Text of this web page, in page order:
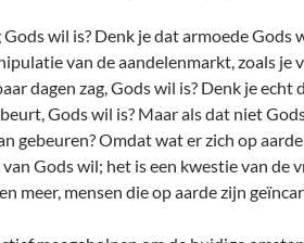
wil is? Denk je dat armoede Gods
van de aandelenmarkt, zoals je
dagen zag, Gods wil is? Denk je echt
Gods wil is? Maar als dat niet
gebeuren? Omdat wat er zich op
Gods wil; het is een kwestie van de
meer, mensen die op aarde zijn